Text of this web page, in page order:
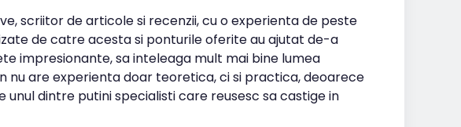
scriitor de articole si recenzii, cu o experienta de peste
de catre acesta si ponturile oferite au ajutat de-a
impresionante, sa inteleaga mult mai bine lumea
nu are experienta doar teoretica, ci si practica, deoarece
dintre putini specialisti care reusesc sa castige in